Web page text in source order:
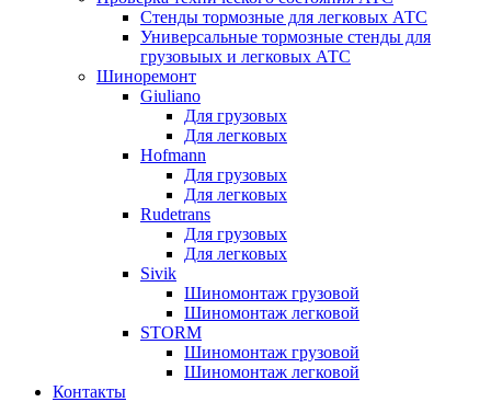
Стенды тормозные для легковых АТС
Универсальные тормозные стенды для
грузовыых и легковых АТС
Шиноремонт
Giuliano
Для грузовых
Для легковых
Hofmann
Для грузовых
Для легковых
Rudetrans
Для грузовых
Для легковых
Sivik
Шиномонтаж грузовой
Шиномонтаж легковой
STORM
Шиномонтаж грузовой
Шиномонтаж легковой
Контакты